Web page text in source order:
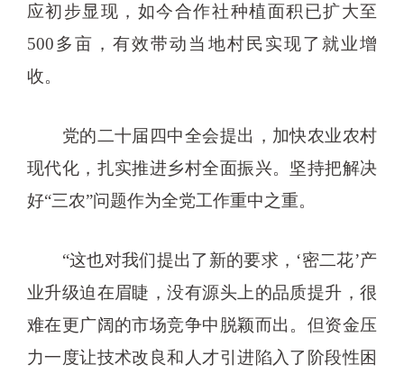
应初步显现，如今合作社种植面积已扩大至
500多亩，有效带动当地村民实现了就业增
收。
党的二十届四中全会提出，加快农业农村
现代化，扎实推进乡村全面振兴。坚持把解决
好“三农”问题作为全党工作重中之重。
“这也对我们提出了新的要求，‘密二花’产
业升级迫在眉睫，没有源头上的品质提升，很
难在更广阔的市场竞争中脱颖而出。但资金压
力一度让技术改良和人才引进陷入了阶段性困